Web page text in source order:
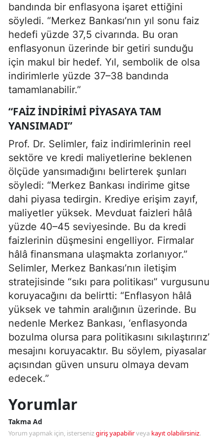
bandında bir enflasyona işaret ettiğini
söyledi. “Merkez Bankası’nın yıl sonu faiz
hedefi yüzde 37,5 civarında. Bu oran
enflasyonun üzerinde bir getiri sunduğu
için makul bir hedef. Yıl, sembolik de olsa
indirimlerle yüzde 37–38 bandında
tamamlanabilir.”
“FAIZ INDIRIMI PIYASAYA TAM
YANSIMADI”
Prof. Dr. Selimler, faiz indirimlerinin reel
sektöre ve kredi maliyetlerine beklenen
ölçüde yansımadığını belirterek şunları
söyledi: “Merkez Bankası indirime gitse
dahi piyasa tedirgin. Krediye erişim zayıf,
maliyetler yüksek. Mevduat faizleri hâlâ
yüzde 40–45 seviyesinde. Bu da kredi
faizlerinin düşmesini engelliyor. Firmalar
hâlâ finansmana ulaşmakta zorlanıyor.”
Selimler, Merkez Bankası’nın iletişim
stratejisinde “sıkı para politikası” vurgusunu
koruyacağını da belirtti: “Enflasyon hâlâ
yüksek ve tahmin aralığının üzerinde. Bu
nedenle Merkez Bankası, ‘enflasyonda
bozulma olursa para politikasını sıkılaştırırız’
mesajını koruyacaktır. Bu söylem, piyasalar
açısından güven unsuru olmaya devam
edecek.”
Yorumlar
Takma Ad
Yorum yapmak için, istersenizgiriş yapabilirveya kayıt olabilirsiniz.